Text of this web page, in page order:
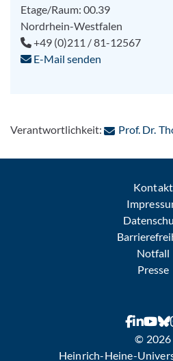
Etage/Raum: 00.39
Nordrhein-Westfalen
+49 (0)211 / 81-12567
E-Mail senden
Verantwortlichkeit: Prof. Dr.
Kontakt
Notfall
Presse
© 2026
Heinrich-Heine-